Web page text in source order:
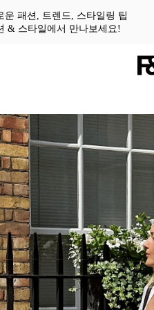
운 패션, 트렌드, 스타일링 팁
& 스타일에서 만나보세요!